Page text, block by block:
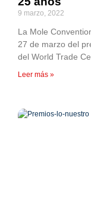
9 marzo, 2022
La Mole
27 de marzo del
del World Trade
Leer más »